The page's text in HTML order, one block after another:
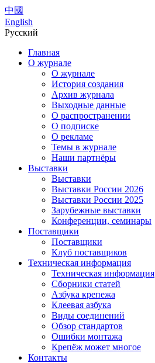
中國
English
Русский
Главная
О журнале
О журнале
История создания
Архив журнала
Выходные данные
О распространении
О подписке
О рекламе
Темы в журнале
Наши партнёры
Выставки
Выставки
Выставки России 2026
Выставки России 2025
Зарубежные выставки
Конференции, семинары
Поставщики
Поставщики
Клуб поставщиков
Техническая информация
Техническая информация
Сборники статей
Азбука крепежа
Клеевая азбука
Виды соединений
Обзор стандартов
Ошибки монтажа
Крепёж может многое
Контакты